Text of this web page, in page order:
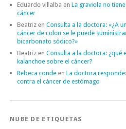
Eduardo villalba en La graviola no
cáncer
Beatriz en Consulta a la doctora: «¿A
cáncer de colon se le puede
bicarbonato sódico?»
Beatriz en Consulta a la doctora: ¿qué
kalanchoe sobre el cáncer?
Rebeca conde en La doctora
contra el cáncer de estómago
NUBE DE ETIQUETAS